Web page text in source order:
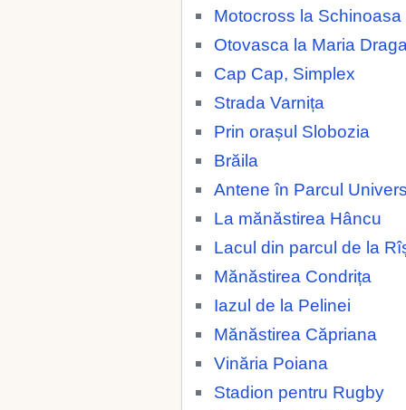
Motocross la Schinoasa
Otovasca la Maria
Cap Cap, Simplex
Strada Varnița
Prin orașul Slobozia
Brăila
Antene în Parcul
La mănăstirea Hâncu
Lacul din parcul de la
Mănăstirea Condrița
Iazul de la Pelinei
Mănăstirea Căpriana
Vinăria Poiana
Stadion pentru Rugby